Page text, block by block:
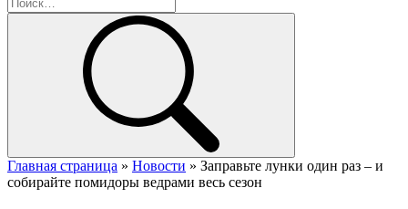
Главная страница » Новости » Заправьте лунки один раз – и
собирайте помидоры ведрами весь сезон